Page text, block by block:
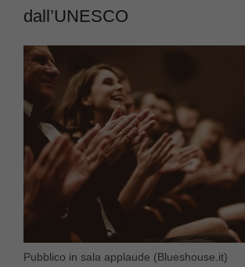
dall’UNESCO
Pubblico in sala applaude (Blueshouse.it)